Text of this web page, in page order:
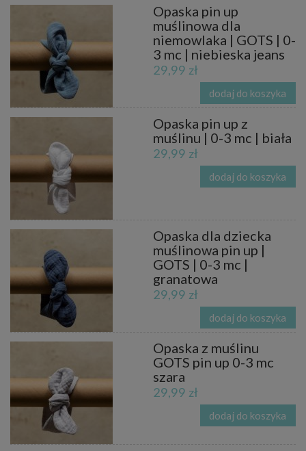
Opaska pin up
muślinowa dla
niemowlaka | GOTS | 0-
3 mc | niebieska jeans
29,99 zł
dodaj do koszyka
Opaska pin up z
muślinu | 0-3 mc | biała
29,99 zł
dodaj do koszyka
Opaska dla dziecka
muślinowa pin up |
GOTS | 0-3 mc |
granatowa
29,99 zł
dodaj do koszyka
Opaska z muślinu
GOTS pin up 0-3 mc
szara
29,99 zł
dodaj do koszyka